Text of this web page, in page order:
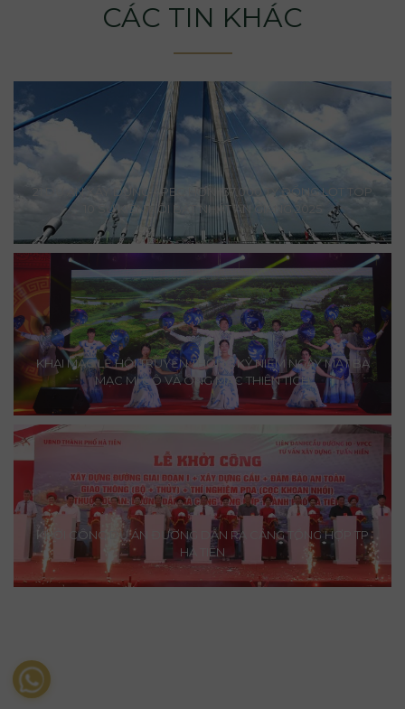
CÁC TIN KHÁC
21 DỰ ÁN XÂY DỰNG APEC HƠN 137.000 TỶ ĐỒNG LỌT TOP
10 SỰ KIỆN NỔI BẬT NHẤT AN GIANG 2025
KHAI MẠC LỄ HỘI TRUYỀN THỐNG KỶ NIỆM NGÀY MẤT BÀ
MẠC MI CÔ VÀ ÔNG MẠC THIÊN TÍCH
KHỞI CÔNG DỰ ÁN ĐƯỜNG DẪN RA CẢNG TỔNG HỢP TP
HÀ TIÊN